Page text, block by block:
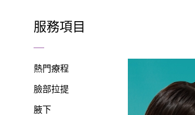
服務項目
熱門療程
臉部拉提
腋下